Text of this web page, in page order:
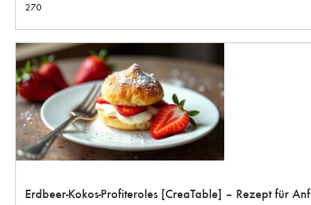
270
Erdbeer-Kokos-Profiteroles [CreaTable] – Rezept für